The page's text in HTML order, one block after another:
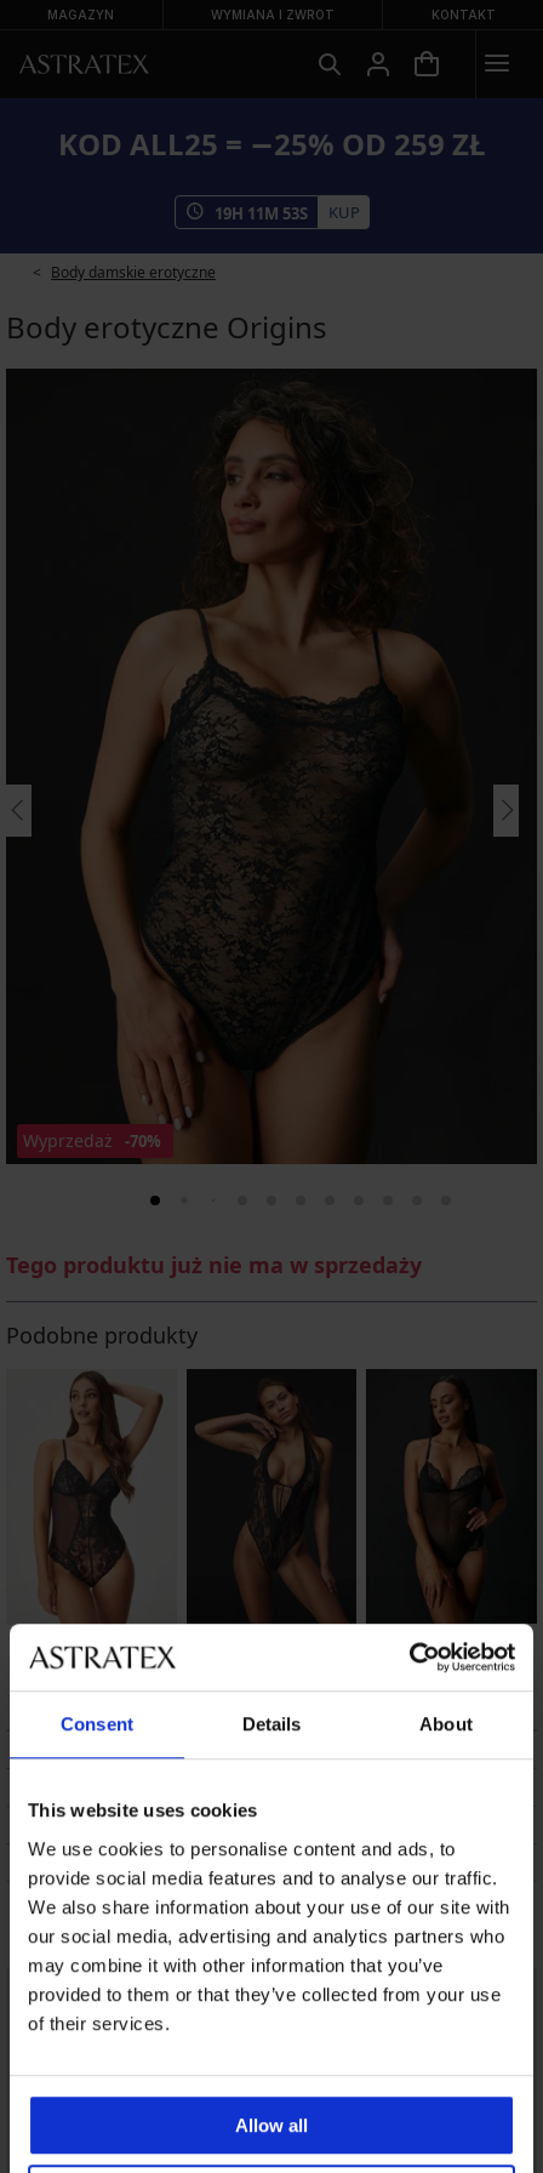
Consent Details About
This website uses cookies
We use cookies to personalise content and ads, to
provide social media features and to analyse our traffic.
We also share information about your use of our site with
our social media, advertising and analytics partners who
may combine it with other information that you’ve
provided to them or that they’ve collected from your use
of their services.
Allow all
MAGAZYN WYMIANA I ZWROT KONTAKT
KOD ALL25 = −25% OD 259 ZŁ
19H 11M 52S KUP
Body damskie erotyczne
Body erotyczne Origins
Wyprzedaż -70%
Tego produktu już nie ma w sprzedaży
Podobne produkty
Body Perfect Lace
178,99 zł
145,19 zł
Body erotyczne
Deliena
66,80 zł
WYMIANA
CZYSZCZENIE I PRANIE
Może Ci się spodobać